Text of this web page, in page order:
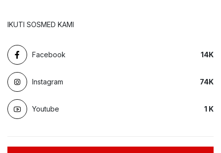
IKUTI SOSMED KAMI
Facebook 14K
Instagram 74K
Youtube 1 K